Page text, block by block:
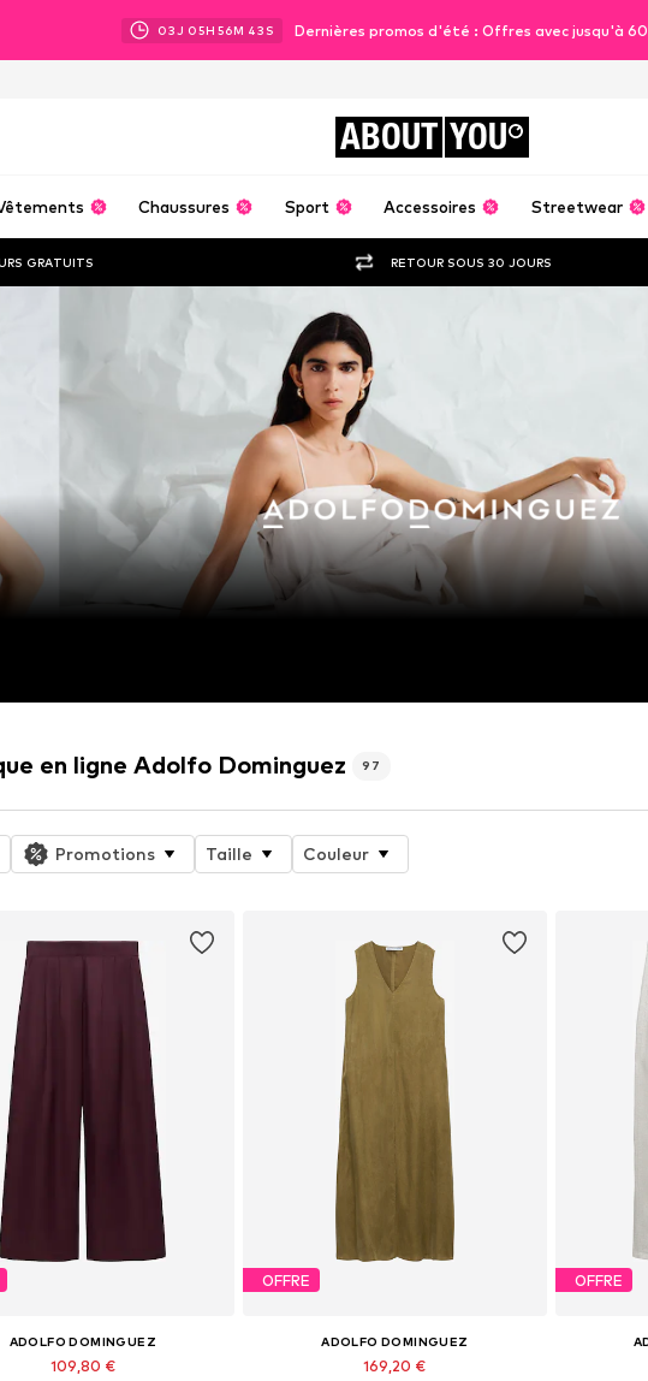
03J 05H 56M 41 S Dernières promos d'été : Offres avec jusqu'à
ABOUT YOU
Chaussures Sport Accessoires Streetwear
GRATUITS RETOUR SOUS 30 JOURS
en ligne Adolfo Dominguez 97
Promotions Taille Couleur
ADOLFO DOMINGUEZ
109,80 €
OFFRE
ADOLFO DOMINGUEZ
169,20 €
OFFRE